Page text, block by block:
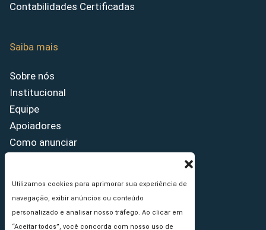
Utilizamos cookies para aprimorar sua experiência de
navegação, exibir anúncios ou conteúdo
personalizado e analisar nosso tráfego. Ao clicar em
“Aceitar todos”, você concorda com nosso uso de
Contabilidades Certificadas
Saiba mais
Sobre nós
Institucional
Equipe
Apoiadores
Como anunciar
Princípios Editoriais